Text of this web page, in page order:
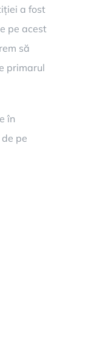
a fost
pe acest
să
primarul
în
pe